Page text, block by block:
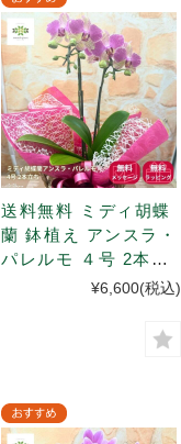
送料無料 ミディ胡蝶
蘭 鉢植え アンスラ・
パレルモ ４号 2本立
¥6,600(税込)